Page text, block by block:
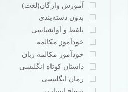
آموزش واژگان(لغت)
بدون دسته‌بندی
تلفظ و آواشناسی
خودآموز مکالمه
خودآموز مکالمه زبان
داستان کوتاه انگلیسی
رمان انگلیسی